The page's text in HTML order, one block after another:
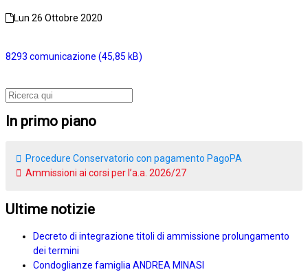
Lun 26 Ottobre 2020
8293 comunicazione
In primo piano
Procedure Conservatorio con pagamento PagoPA
Ammissioni ai corsi per l’a.a. 2026/27
Ultime notizie
Decreto di integrazione titoli di ammissione prolungamento
dei termini
Condoglianze famiglia ANDREA MINASI